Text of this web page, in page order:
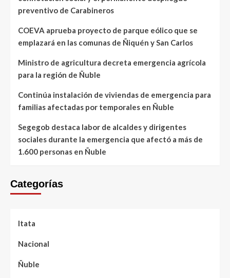
preventivo de Carabineros
COEVA aprueba proyecto de parque eólico que se
emplazará en las comunas de Ñiquén y San Carlos
Ministro de agricultura decreta emergencia agrícola
para la región de Ñuble
Continúa instalación de viviendas de emergencia para
familias afectadas por temporales en Ñuble
Segegob destaca labor de alcaldes y dirigentes
sociales durante la emergencia que afectó a más de
1.600 personas en Ñuble
Categorías
Itata
Nacional
Ñuble